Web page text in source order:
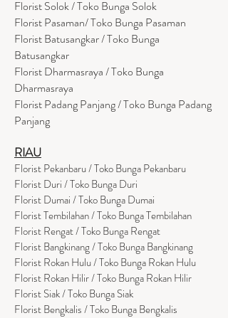
Florist Solok / Toko Bunga Solok
Florist Pasaman/ Toko Bunga Pasaman
Florist Batusangkar / Toko Bunga
Batusangkar
Florist Dharmasraya / Toko Bunga
Dharmasraya
Florist Padang Panjang / Toko Bunga Padang
Panjang
RIAU
Florist Pekanbaru / Toko Bunga Pekanbaru
Florist Duri / Toko Bunga Duri
Florist Dumai / Toko Bunga Dumai
Florist Tembilahan / Toko Bunga Tembilahan
Florist Rengat / Toko Bunga Rengat
Florist Bangkinang / Toko Bunga Bangkinang
Florist Rokan Hulu / Toko Bunga Rokan Hulu
Florist Rokan Hilir / Toko Bunga Rokan Hilir
Florist Siak / Toko Bunga Siak
Florist Bengkalis / Toko Bunga Bengkalis